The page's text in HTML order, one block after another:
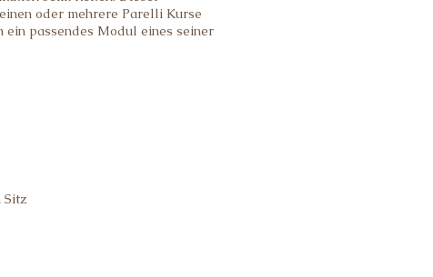
oder mehrere Parelli Kurse
ein passendes Modul eines seiner